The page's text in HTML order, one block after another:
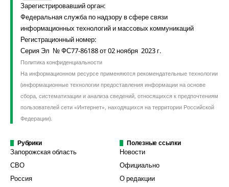
Зарегистрировавший орган:
Федеральная служба по надзору в сфере связи
информационных технологий и массовых коммуникаций
Регистрационный номер:
Серия Эл № ФС77-86188 от 02 ноября 2023 г.
Политика конфиденциальности
На информационном ресурсе применяются рекомендательные технологии
(информационные технологии предоставления информации на основе
сбора, систематизации и анализа сведений, относящихся к предпочтениям
пользователей сети «Интернет», находящихся на территории Российской
Федерации).
Рубрики
Запорожская область
СВО
Россия
Полезные ссылки
Новости
Официально
О редакции